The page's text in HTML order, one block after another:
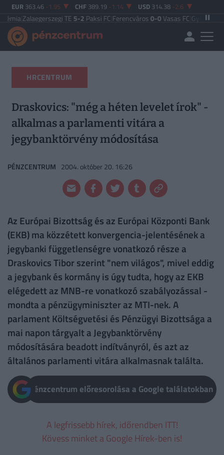
EUR 363.46 -1.95 CHF 389.19 -1.14 USD 314.38 -2.6
TE5-2Paksi FC|Ferencváros0-0Vasas FC|Győri ETO FC 4-0
HRCENTRUM
Draskovics: "még a héten levelet írok" -
alkalmas a parlamenti vitára a
jegybanktörvény módosítása
PÉNZCENTRUM 2004. október 20. 16:26
Az Európai Bizottság és az Európai Központi Bank
(EKB) ma közzétett konvergencia-jelentésének a
jegybanki függetlenségre vonatkozó része a
Draskovics Tibor szerint "nem világos", mivel eddig
a jegybank és kormány is úgy tudta, hogy az EKB
elégedett az MNB-re vonatkozó szabályozással -
mondta a pénzügyminiszter az MTI-nek. A
parlament Költségvetési és Pénzügyi Bizottsága a
mai napon tárgyalt a Jegybanktörvény
módosítására beadott indítványról, és azt az
általános parlamenti vitára alkalmasnak találta.
Pénzcentrum előresorolása a Google találatokban
A legfrissebb hírek, időrendben ITT!
Kövess minket a Google Hírek-ben is!